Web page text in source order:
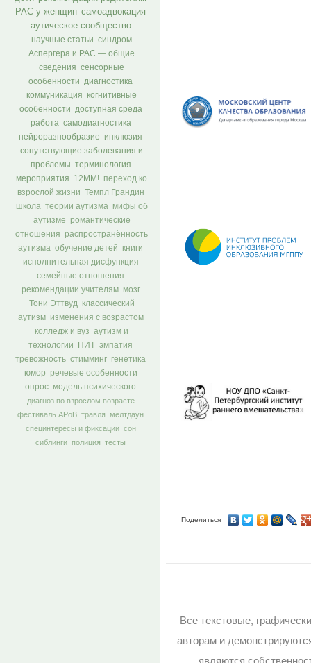
РАС у женщин самоадвокация
аутическое сообщество
научные статьи синдром
Аспергера и РАС — общие
сведения сенсорные
особенности диагностика
коммуникация когнитивные
особенности доступная среда
работа самодиагностика
нейроразнообразие инклюзия
сопутствующие заболевания и
проблемы терминология
мероприятия 12ММ! переход ко
взрослой жизни
Темпл Грандин
школа теории аутизма
мифы об
аутизме
романтические
отношения
распространённость
аутизма обучение детей
книги
исполнительная дисфункция
семейные отношения
рекомендации учителям
мозг
Тони Эттвуд
классический
аутизм
изменения с возрастом
колледж и вуз аутизм и
технологии
ПИТ
эмпатия
тревожность стимминг генетика
юмор
речевые особенности
опрос модель психического
диагноз по взрослом возрасте
фестиваль АРоВ травля мелтдаун
специнтересы и фиксации сон
сиблинги полиция тесты
Поделиться
Все текстовые,
авторам и
являются